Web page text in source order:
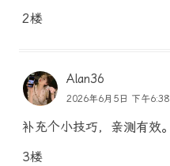
2楼
Alan36
2026年6月5日 下午6:38
补充个小技巧，亲测有效。
3楼